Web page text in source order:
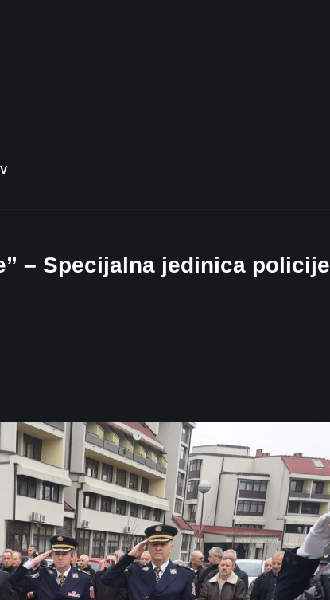
– Specijalna jedinica policije